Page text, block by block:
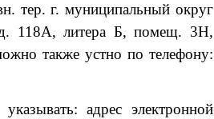
тер. г. муниципальный округ
д. 118А, литера Б, помещ. 3Н,
также устно по телефону:
адрес электронной